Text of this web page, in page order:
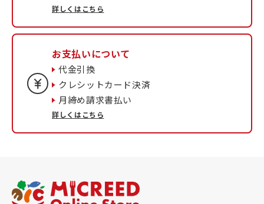
詳しくはこちら
お支払いについて
代金引換
クレシットカード決済
月締め請求書払い
詳しくはこちら